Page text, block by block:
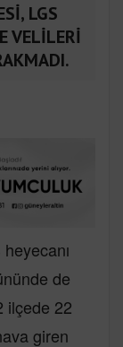
LGS
VELİLERİ
de
ilçede 22
giren